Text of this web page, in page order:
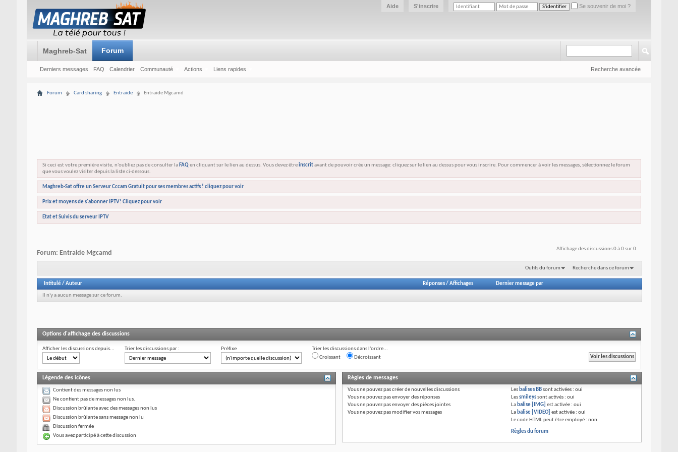
Se souvenir de moi ?
S'inscrire
Aide
Maghreb-Sat Forum
Derniers messages FAQ Calendrier Communauté Actions Liens rapides Recherche avancée
Forum Card sharing Entraide Entraide Mgcamd
Si ceci est votre première visite, n'oubliez pas de consulter la FAQen cliquant sur le lien au dessus. Vous devez êtreinscritavant de pouvoir crée un message: cliquez sur le lien au dessus pour vous inscrire. Pour commencer à voir les messages, sélectionnez le forum
que vous voulez visiter depuis la liste ci-dessous.
Maghreb-Sat offre un Serveur Cccam Gratuit pour ses membres actifs ! cliquez pour voir
Prix et moyens de s'abonner IPTV! Cliquez pour voir
Etat et Suivis du serveur IPTV
Affichage des discussions 0 à 0 sur 0
Forum: Entraide Mgcamd
Outils du forum Recherche dans ce forum
Intitulé/ Auteur Réponses/ Affichages Dernier message par
Il n'y a aucun message sur ce forum.
Options d'affichage des discussions
Afficher les discussions depuis... Trier les discussions par : Préfixe
Trier les discussions dans l'ordre...
Croissant
Décroissant
Légende des icônes
Contient des messages non lus
Ne contient pas de messages non lus.
Discussion brûlante avec des messages non lus
Discussion brûlante sans message non lu
Discussion fermée
Vous avez participé à cette discussion
Règles de messages
Vousne pouvez pascréer de nouvelles discussions
Vousne pouvez pasenvoyer des réponses
Vousne pouvez pasenvoyer des pièces jointes
Vousne pouvez pasmodifier vos messages
Les balises BBsont activées :oui
Lessmileyssont activés :oui
La balise [IMG] est activée :oui
La balise [VIDEO] est activée :oui
Le code HTML peut être employé :non
Règles du forum